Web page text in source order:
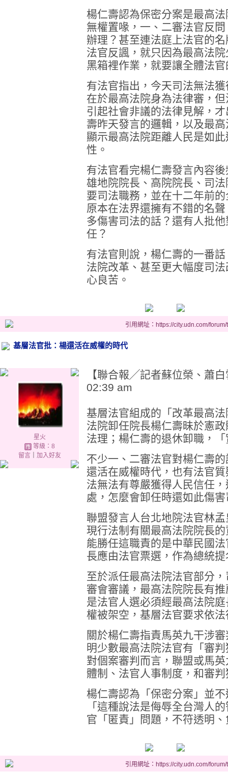
楊仁壽認為保密分案是最高
無權置喙，一、二審法官反
辦理？甚至連法庭上法官的
法官反諷，就只因為最高法
黑箱裡作業，就要讓全體法
有法官指出，今天司法無法
在於最高法院身為法律審，
引起社會非議的法律見解，
壽昨天發言的邏輯，以及最
顯示最高法院距離人民是如
性。
有法官看完楊仁壽發言內容
雄地院院長、高院院長、司
要司法職務，並在十二年前
原本在法界還擁有不錯的名
多傷害司法的話？還有人批
任？
有法官則說，楊仁壽的一番
法院改革、甚至更大幅度司
心良苦。
引用網址：https://city.udn.com/
基層法官批：楊還活在威權的時代
星火
等級：8
留言｜ 加入好友
【聯合報╱記者蘇位榮、蕭
02:39 am
基層法官組成的「改革最高
法院卸任院長楊仁壽昧於憲
法理；楊仁壽的退休卸職，
不少一、二審法官對楊仁壽
還活在威權時代，也有法官
法無法有尊嚴獲得人民信任
處，怎麼會卸任時還如此傷
聯盟發言人台北地院法官林
現行法制有關最高法院院長
能勝任這職責的是中華民國
長應由法官票選，作為總統
至於派任最高法院法官部分
審會審議，最高法院院長有
是法官人選必須經最高法院
權被架空，基層法官要求依
關於楊仁壽指責馬英九干涉
明少數最高法院法官有「審
對個案審判而言，聯盟或馬
體制、法官人事制度，和審
楊仁壽認為「保密分案」並
「這種說法是侮辱全台灣人
官「匿責」問題，不符透明
引用網址：https://city.udn.com/